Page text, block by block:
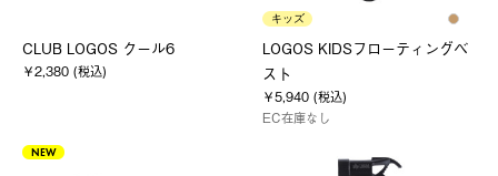
CLUB LOGOS クール6
￥2,380 (税込)
キッズ
LOGOS KIDSフローティングベ
スト
￥5,940 (税込)
EC在庫なし
NEW